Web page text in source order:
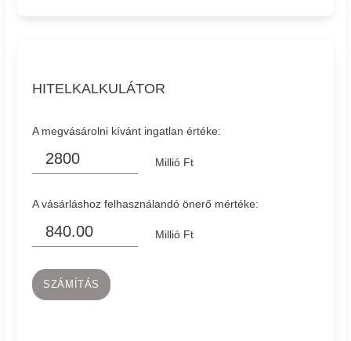
HITELKALKULÁTOR
A megvásárolni kívánt ingatlan értéke:
Millió Ft
A vásárláshoz felhasználandó önerő mértéke:
Millió Ft
SZÁMÍTÁS